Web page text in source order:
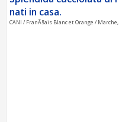
nati in casa.
CANI / FranÃ§ais Blanc et Orange /